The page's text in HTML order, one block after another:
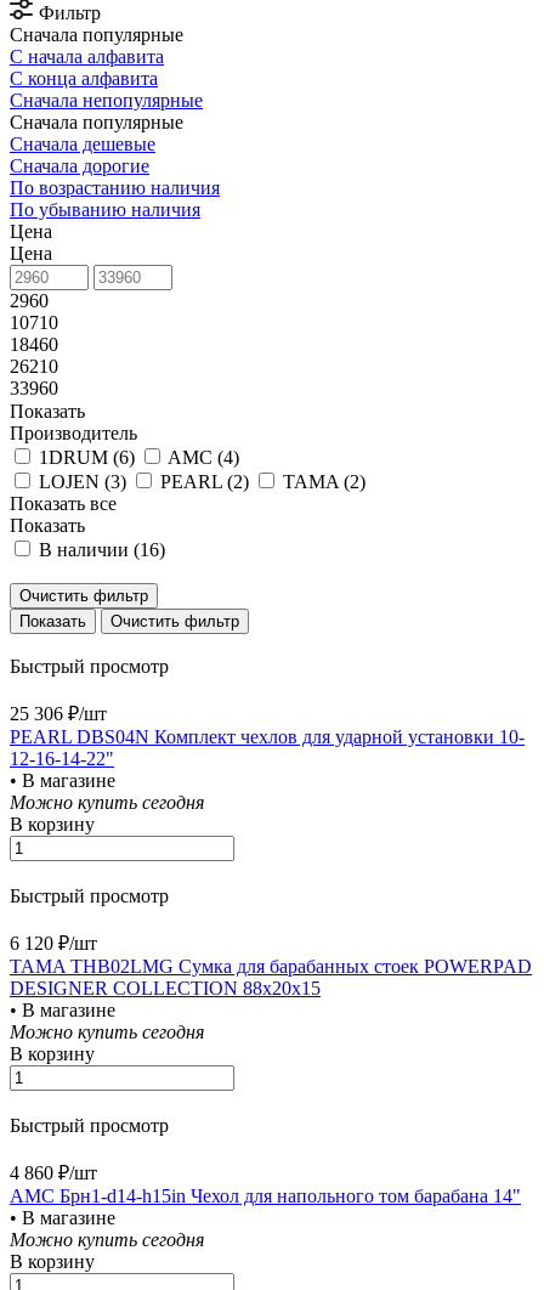
Фильтр
Сначала популярные
С начала алфавита
С конца алфавита
Сначала непопулярные
Сначала популярные
Сначала дешевые
Сначала дорогие
По возрастанию наличия
По убыванию наличия
Цена
Цена
2960
10710
18460
26210
33960
Показать
Производитель
1DRUM (6) AMC (4)
LOJEN (3) PEARL (2) TAMA (2)
Показать все
Показать
В наличии (16)
Очистить фильтр
Очистить фильтр
Быстрый просмотр
25 306 ₽/шт
PEARL DBS04N Комплект чехлов для ударной установки 10-
12-16-14-22"
• В магазине
Можно купить сегодня
В корзину
Быстрый просмотр
6 120 ₽/шт
TAMA THB02LMG Сумка для барабанных стоек POWERPAD
DESIGNER COLLECTION 88х20х15
• В магазине
Можно купить сегодня
В корзину
Быстрый просмотр
4 860 ₽/шт
AMC Брн1-d14-h15in Чехол для напольного том барабана 14"
• В магазине
Можно купить сегодня
В корзину